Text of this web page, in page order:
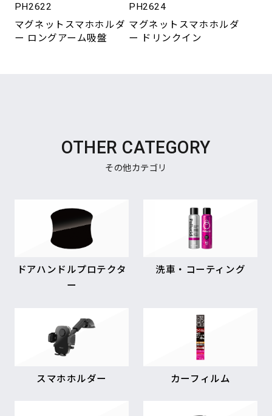
PH2622
マグネットスマホホルダ
ー ロングアーム吸盤
PH2624
マグネットスマホホルダ
ー ドリンクイン
OTHER CATEGORY
その他カテゴリ
ドアハンドルプロテクタ
ー
洗車・コーティング
スマホホルダー カーフィルム